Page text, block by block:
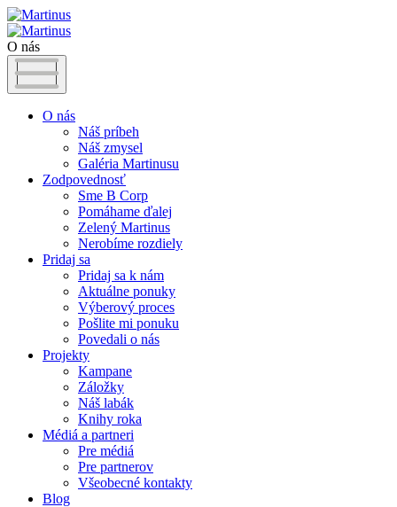
O nás
O nás
Náš príbeh
Náš zmysel
Galéria Martinusu
Zodpovednosť
Sme B Corp
Pomáhame ďalej
Zelený Martinus
Nerobíme rozdiely
Pridaj sa
Pridaj sa k nám
Aktuálne ponuky
Výberový proces
Pošlite mi ponuku
Povedali o nás
Projekty
Kampane
Záložky
Náš labák
Knihy roka
Médiá a partneri
Pre médiá
Pre partnerov
Všeobecné kontakty
Blog